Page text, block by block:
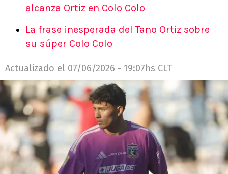
alcanza Ortiz en Colo Colo
La frase inesperada del Tano Ortiz sobre
su súper Colo Colo
Actualizado el 07/06/2026 - 19:07hs CLT